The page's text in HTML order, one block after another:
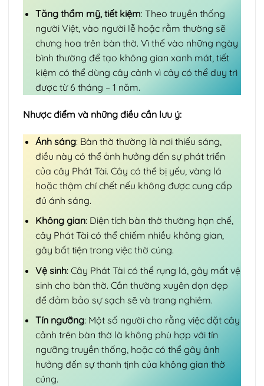
Tăng thẩm mỹ, tiết kiệm: Theo truyền thống
người Việt, vào người lễ hoặc rằm thường sẽ
chưng hoa trên bàn thờ. Vì thế vào những ngày
bình thường để tạo không gian xanh mát, tiết
kiệm có thể dùng cây cảnh vì cây có thể duy trì
được từ 6 tháng – 1 năm.
Nhược điểm và những điều cần lưu ý:
Ánh sáng: Bàn thờ thường là nơi thiếu sáng,
điều này có thể ảnh hưởng đến sự phát triển
của cây Phát Tài. Cây có thể bị yếu, vàng lá
hoặc thậm chí chết nếu không được cung cấp
đủ ánh sáng.
Không gian: Diện tích bàn thờ thường hạn chế,
cây Phát Tài có thể chiếm nhiều không gian,
gây bất tiện trong việc thờ cúng.
Vệ sinh: Cây Phát Tài có thể rụng lá, gây mất vệ
sinh cho bàn thờ. Cần thường xuyên dọn dẹp
để đảm bảo sự sạch sẽ và trang nghiêm.
Tín ngưỡng: Một số người cho rằng việc đặt cây
cảnh trên bàn thờ là không phù hợp với tín
ngưỡng truyền thống, hoặc có thể gây ảnh
hưởng đến sự thanh tịnh của không gian thờ
cúng.